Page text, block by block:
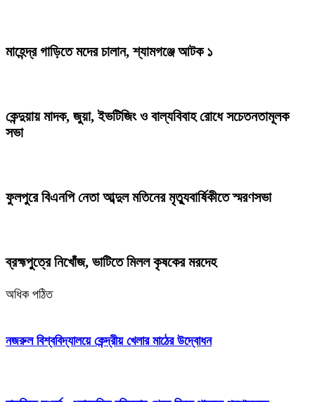
মাহেন্দ্র গাড়িতে মদের চালান, শ্যামগঞ্জে আটক ১
কেন্দুয়ায় মাদক, জুয়া, ইভটিজিং ও বাল্যবিবাহ রোধে সচেতনতামূলক
সভা
ফুলপুরে বিএনপি নেতা আব্দুল মতিনের মৃত্যুবার্ষিকীতে স্মরণসভা
ব্রহ্মপুত্রে নিখোঁজ, ভাটিতে মিলল কৃষকের মরদেহ
অধিক পঠিত
নজরুল বিশ্ববিদ্যালয়ে কেন্দ্রীয় খেলার মাঠের উদ্বোধন